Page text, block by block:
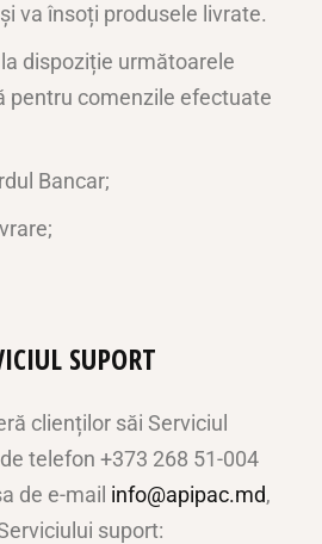
va însoți produsele livrate.
dispoziție următoarele
pentru comenzile efectuate
Bancar;
SUPORT
clienților săi Serviciul
telefon +373 268 51-004
de e-mail info@apipac.md,
suport: